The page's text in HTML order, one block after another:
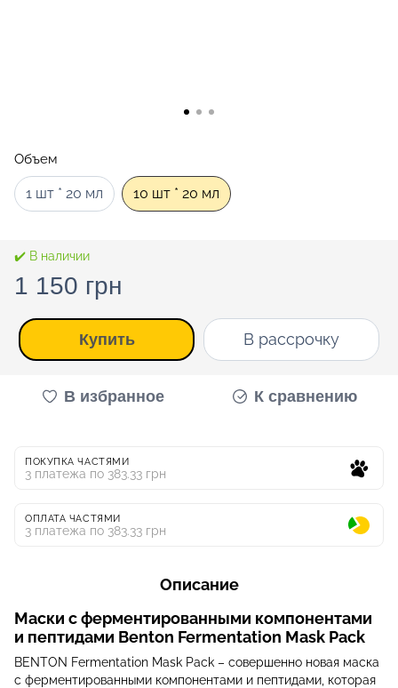
Объем
1 шт * 20 мл 10 шт * 20 мл
✔️ В наличии
1 150 грн
Купить В рассрочку
В избранное К сравнению
ПОКУПКА ЧАСТЯМИ
3 платежа по 383.33 грн
ОПЛАТА ЧАСТЯМИ
3 платежа по 383.33 грн
Описание
Маски с ферментированными компонентами
и пептидами Benton Fermentation Mask Pack
BENTON Fermentation Mask Pack – совершенно новая маска
с ферментированными компонентами и пептидами, которая